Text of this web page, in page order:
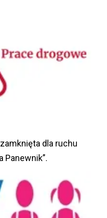
dla ruchu
Panewnik”.